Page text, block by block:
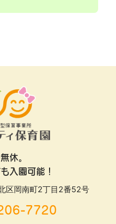
休。
入園可能！
岡南町2丁目2番52号
7720